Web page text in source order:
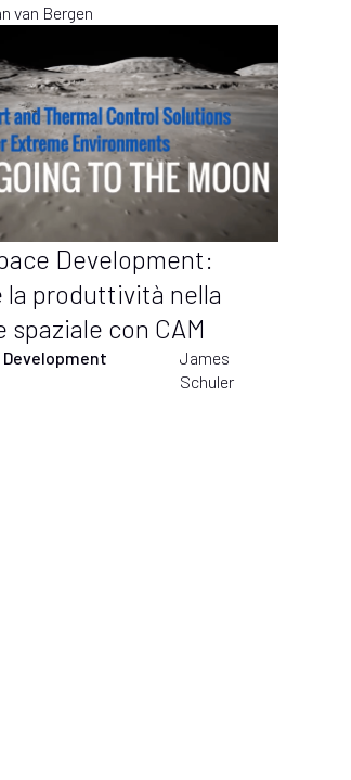
van Bergen
Development:
la produttività nella
spaziale con CAM
James
Schuler